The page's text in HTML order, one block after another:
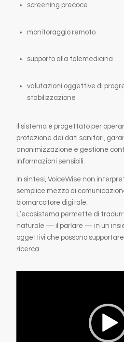
screening precoce
monitoraggio remoto
supporto alla telemedicina
valutazioni oggettive di
stabilizzazione
Il sistema è progettato per
protezione dei dati sanitari,
anonimizzazione e gestione
informazioni sensibili.
In sintesi, VoiceWise non
semplice mezzo di
biomarcatore digitale.
L’ecosistema permette di
naturale — il parlare — in un
oggettivi che possono
ricerca.